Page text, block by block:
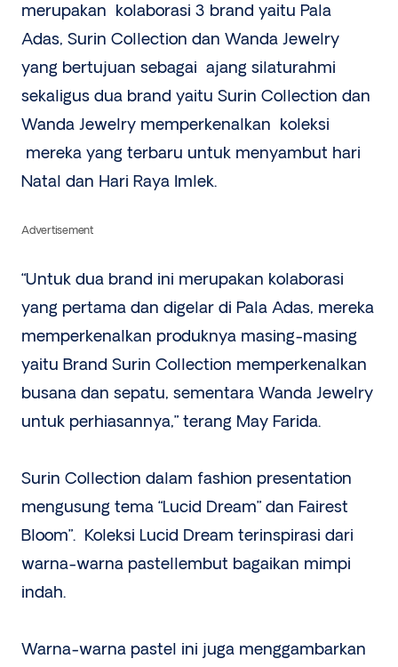
merupakan kolaborasi 3 brand yaitu Pala
Adas, Surin Collection dan Wanda Jewelry
yang bertujuan sebagai ajang silaturahmi
sekaligus dua brand yaitu Surin Collection dan
Wanda Jewelry memperkenalkan koleksi
mereka yang terbaru untuk menyambut hari
Natal dan Hari Raya Imlek.
Advertisement
“Untuk dua brand ini merupakan kolaborasi
yang pertama dan digelar di Pala Adas, mereka
memperkenalkan produknya masing-masing
yaitu Brand Surin Collection memperkenalkan
busana dan sepatu, sementara Wanda Jewelry
untuk perhiasannya,” terang May Farida.
Surin Collection dalam fashion presentation
mengusung tema “Lucid Dream” dan Fairest
Bloom”. Koleksi Lucid Dream terinspirasi dari
warna-warna pastellembut bagaikan mimpi
indah.
Warna-warna pastel ini juga menggambarkan